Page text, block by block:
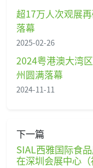
超17万人次观展
落幕
2025-02-26
2024粤港澳大湾
州圆满落幕
2024-11-11
下一篇
SIAL西雅国际食
在深圳会展中心